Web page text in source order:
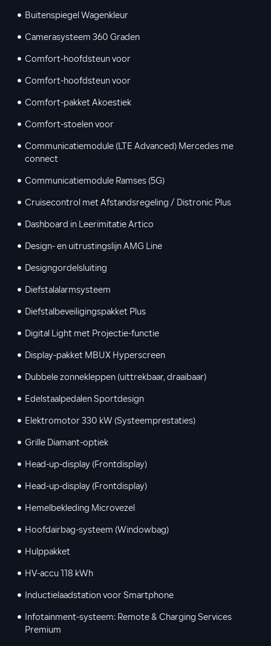
Buitenspiegel Wagenkleur
Camerasysteem 360 Graden
Comfort-hoofdsteun voor
Comfort-hoofdsteun voor
Comfort-pakket Akoestiek
Comfort-stoelen voor
Communicatiemodule (LTE Advanced) Mercedes me
connect
Communicatiemodule Ramses (5G)
Cruisecontrol met Afstandsregeling / Distronic Plus
Dashboard in Leerimitatie Artico
Design- en uitrustingslijn AMG Line
Designgordelsluiting
Diefstalalarmsysteem
Diefstalbeveiligingspakket Plus
Digital Light met Projectie-functie
Display-pakket MBUX Hyperscreen
Dubbele zonnekleppen (uittrekbaar, draaibaar)
Edelstaalpedalen Sportdesign
Elektromotor 330 kW (Systeemprestaties)
Grille Diamant-optiek
Head-up-display (Frontdisplay)
Head-up-display (Frontdisplay)
Hemelbekleding Microvezel
Hoofdairbag-systeem (Windowbag)
Hulppakket
HV-accu 118 kWh
Inductielaadstation voor Smartphone
Infotainment-systeem: Remote & Charging Services
Premium